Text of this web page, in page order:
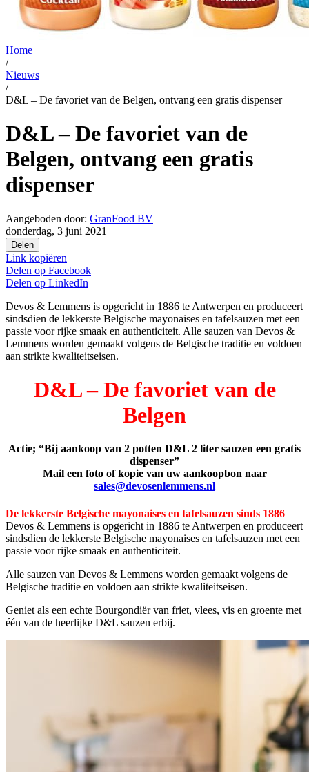
Home
/
Nieuws
/
D&L – De favoriet van de Belgen, ontvang een gratis dispenser
D&L – De favoriet van de
Belgen, ontvang een gratis
dispenser
Aangeboden door: GranFood BV
donderdag, 3 juni 2021
Delen
Link kopiëren
Delen op Facebook
Delen op LinkedIn
Devos & Lemmens is opgericht in 1886 te Antwerpen en produceert
sindsdien de lekkerste Belgische mayonaises en tafelsauzen met een
passie voor rijke smaak en authenticiteit. Alle sauzen van Devos &
Lemmens worden gemaakt volgens de Belgische traditie en voldoen
aan strikte kwaliteitseisen.
D&L – De favoriet van de
Belgen
Actie; “Bij aankoop van 2 potten D&L 2 liter sauzen een gratis
dispenser”
Mail een foto of kopie van uw aankoopbon naar
sales@devosenlemmens.nl
De lekkerste Belgische mayonaises en tafelsauzen sinds 1886
Devos & Lemmens is opgericht in 1886 te Antwerpen en produceert
sindsdien de lekkerste Belgische mayonaises en tafelsauzen met een
passie voor rijke smaak en authenticiteit.
Alle sauzen van Devos & Lemmens worden gemaakt volgens de
Belgische traditie en voldoen aan strikte kwaliteitseisen.
Geniet als een echte Bourgondiër van friet, vlees, vis en groente met
één van de heerlijke D&L sauzen erbij.